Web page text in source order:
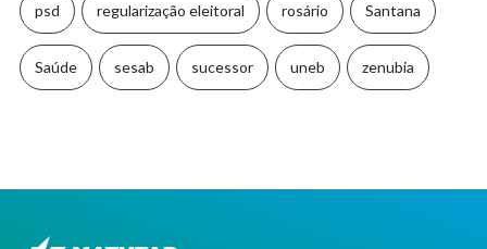
psd regularização eleitoral rosário Santana
Saúde sesab sucessor uneb zenubia